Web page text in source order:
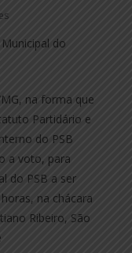
do
na forma que
Partidário e
do PSB
a voto, para
do PSB a ser
na chácara
Ribeiro, São